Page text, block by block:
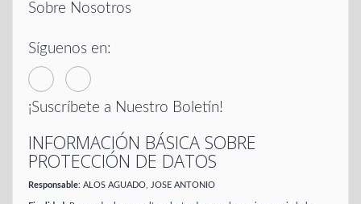
Sobre Nosotros
Síguenos en:
¡Suscríbete a Nuestro Boletín!
INFORMACIÓN BÁSICA SOBRE
PROTECCIÓN DE DATOS
Responsable: ALOS AGUADO, JOSE ANTONIO